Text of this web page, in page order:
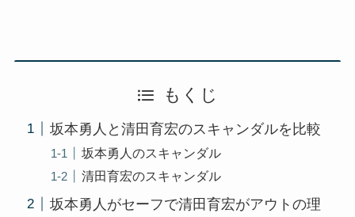
もくじ
坂本勇人と清田育宏のスキャンダルを比較
坂本勇人のスキャンダル
清田育宏のスキャンダル
坂本勇人がセーフで清田育宏がアウトの理